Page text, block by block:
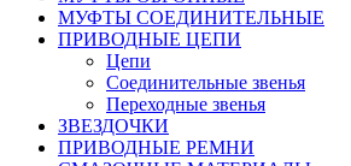
МУФТЫ СОЕДИНИТЕЛЬНЫЕ
ПРИВОДНЫЕ ЦЕПИ
Цепи
Соединительные звенья
Переходные звенья
ЗВЕЗДОЧКИ
ПРИВОДНЫЕ РЕМНИ